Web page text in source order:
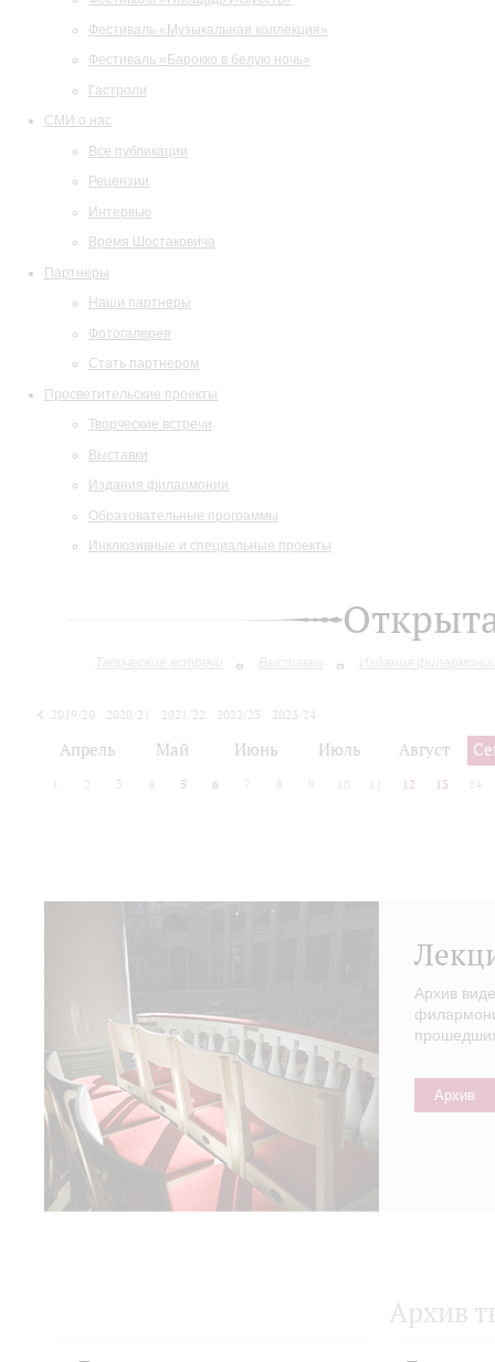
Фестиваль «Музыкальная коллекция»
Фестиваль «Барокко в белую ночь»
Гастроли
СМИ о нас
Все публикации
Рецензии
Интервью
Время Шостаковича
Партнеры
Наши партнеры
Фотогалерея
Стать партнером
Просветительские проекты
Творческие встречи
Выставки
Издания филармонии
Образовательные программы
Инклюзивные и специальные проекты
Творческие встречи Выставки Издания
2019/20 2020/21 2021/22 2022/23
2023/24
Апрель Май Июнь Июль Август
2 3 4 5 6 7 8 9 10 12 13 14
Архив
Архив
Архив